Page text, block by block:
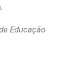
Educação